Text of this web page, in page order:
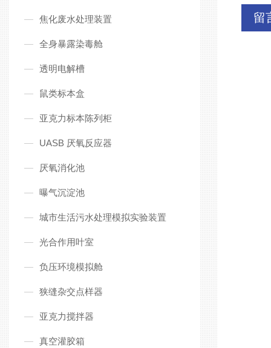
焦化废水处理装置
全身暴露染毒舱
透明电解槽
鼠类标本盒
亚克力标本陈列柜
UASB 厌氧反应器
厌氧消化池
曝气沉淀池
城市生活污水处理模拟实验装置
光合作用叶室
负压环境模拟舱
狭缝杂交点样器
亚克力搅拌器
真空灌胶箱
留